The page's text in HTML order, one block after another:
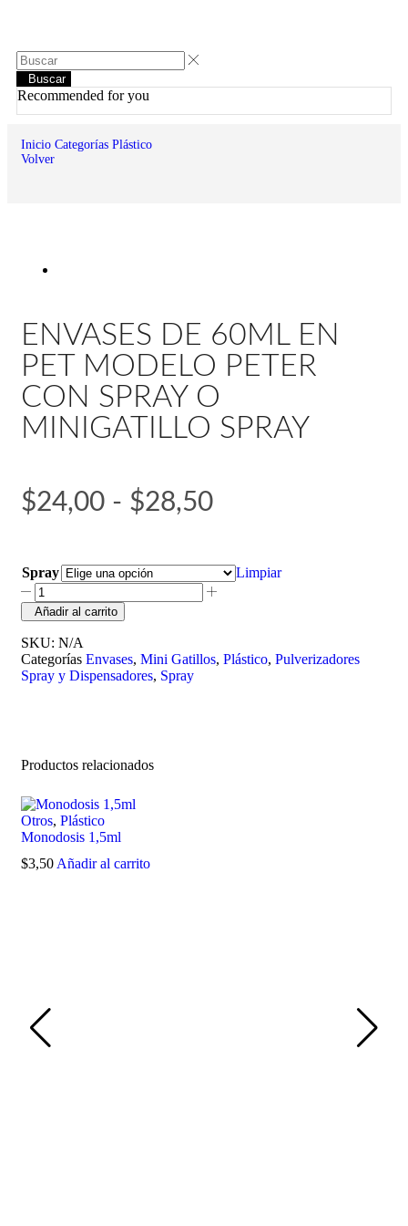
Buscar
Recommended for you
Inicio Categorías Plástico
Volver
ENVASES DE 60ML EN
PET MODELO PETER
CON SPRAY O
MINIGATILLO SPRAY
$24,00 - $28,50
Spray Limpiar
Añadir al carrito
SKU: N/A
Categorías Envases, Mini Gatillos, Plástico, Pulverizadores
Spray y Dispensadores, Spray
Productos relacionados
Otros, Plástico
Monodosis 1,5ml
$3,50 Añadir al carrito